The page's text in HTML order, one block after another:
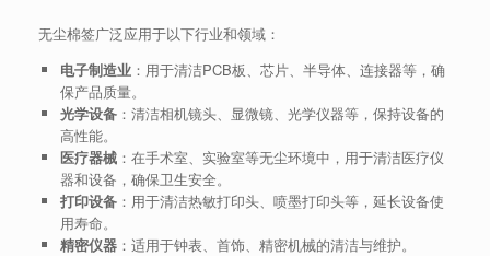
无尘棉签广泛应用于以下行业和领域：
电子制造业：用于清洁PCB板、芯片、半导体、连接器等，确
保产品质量。
光学设备：清洁相机镜头、显微镜、光学仪器等，保持设备的
高性能。
医疗器械：在手术室、实验室等无尘环境中，用于清洁医疗仪
器和设备，确保卫生安全。
打印设备：用于清洁热敏打印头、喷墨打印头等，延长设备使
用寿命。
精密仪器：适用于钟表、首饰、精密机械的清洁与维护。